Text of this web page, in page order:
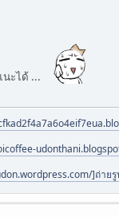
นะได้ ...
]ถ่าย